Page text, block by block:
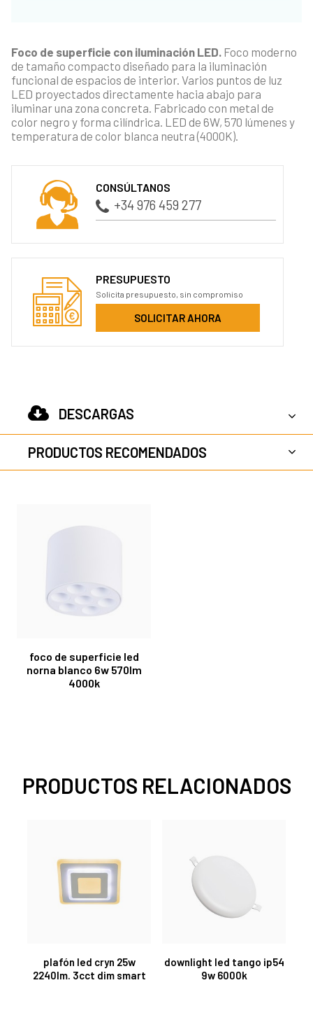
Foco de superficie con iluminación LED. Foco moderno
de tamaño compacto diseñado para la iluminación
funcional de espacios de interior. Varios puntos de luz
LED proyectados directamente hacia abajo para
iluminar una zona concreta. Fabricado con metal de
color negro y forma cilíndrica. LED de 6W, 570 lúmenes y
temperatura de color blanca neutra (4000K).
CONSÚLTANOS
+34 976 459 277
PRESUPUESTO
Solicita presupuesto, sin compromiso
SOLICITAR AHORA
DESCARGAS
PRODUCTOS RECOMENDADOS
foco de superficie led
norna blanco 6w 570lm
4000k
PRODUCTOS RELACIONADOS
plafón led cryn 25w
2240lm. 3cct dim smart
downlight led tango ip54
9w 6000k